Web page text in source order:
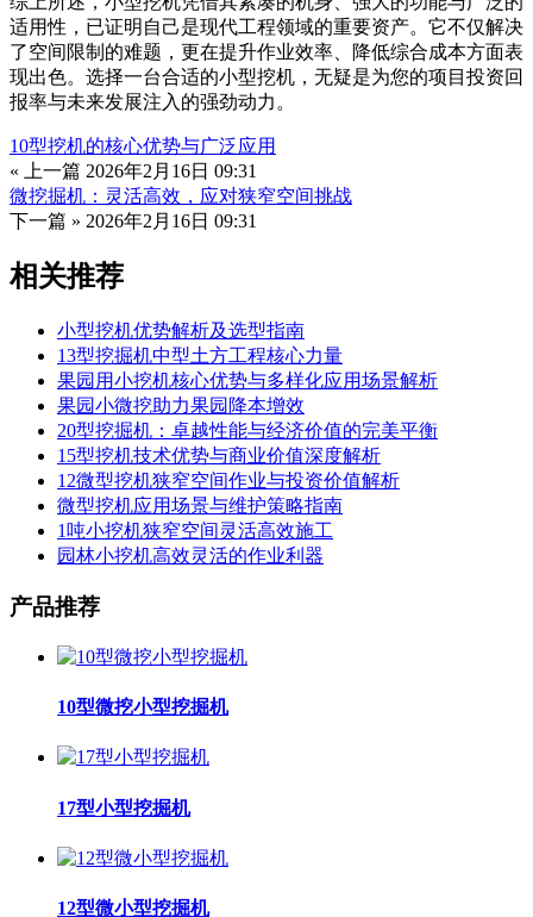
适用性，已证明自己是现代工程领域的重要资产。它不仅解决
了空间限制的难题，更在提升作业效率、降低综合成本方面表
现出色。选择一台合适的小型挖机，无疑是为您的项目投资回
报率与未来发展注入的强劲动力。
10型挖机的核心优势与广泛应用
« 上一篇 2026年2月16日 09:31
微挖掘机：灵活高效，应对狭窄空间挑战
下一篇 » 2026年2月16日 09:31
相关推荐
小型挖机优势解析及选型指南
13型挖掘机中型土方工程核心力量
果园用小挖机核心优势与多样化应用场景解析
果园小微挖助力果园降本增效
20型挖掘机：卓越性能与经济价值的完美平衡
15型挖机技术优势与商业价值深度解析
12微型挖机狭窄空间作业与投资价值解析
微型挖机应用场景与维护策略指南
1吨小挖机狭窄空间灵活高效施工
园林小挖机高效灵活的作业利器
产品推荐
10型微挖小型挖掘机
17型小型挖掘机
12型微小型挖掘机